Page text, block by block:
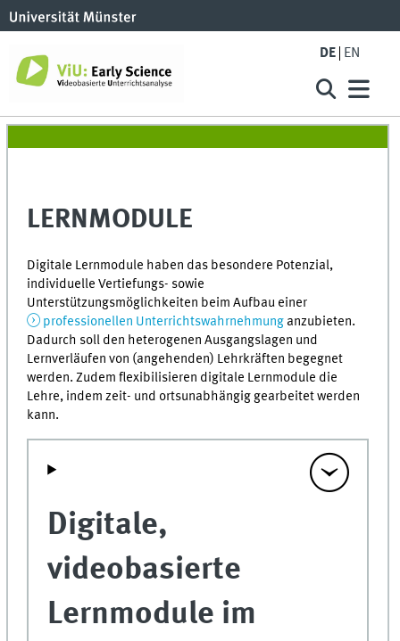
DE EN
LERNMODULE
Digitale Lernmodule haben das besondere Potenzial,
individuelle Vertiefungs- sowie
Unterstützungsmöglichkeiten beim Aufbau einer
professionellen Unterrichtswahrnehmung anzubieten.
Dadurch soll den heterogenen Ausgangslagen und
Lernverläufen von (angehenden) Lehrkräften begegnet
werden. Zudem flexibilisieren digitale Lernmodule die
Lehre, indem zeit- und ortsunabhängig gearbeitet werden
kann.
Digitale,
videobasierte
Lernmodule im